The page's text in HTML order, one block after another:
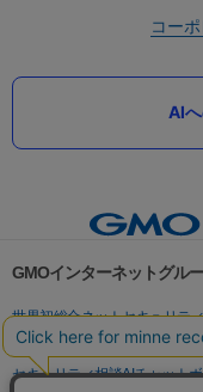
コー
AI
GMOインターネットグル
世界初総合ネットセキュリテ
パスワード漏洩診断
Web
セキュリティ相談AIチャット